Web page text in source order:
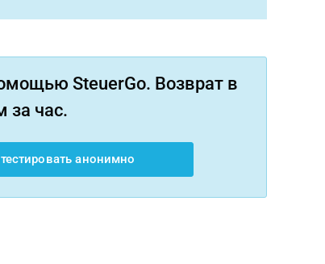
SteuerGo. Возврат в
за час.
анонимно